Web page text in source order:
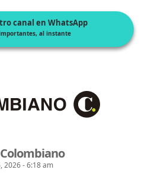
canal en WhatsApp
al instante
2026 - 6:18 am